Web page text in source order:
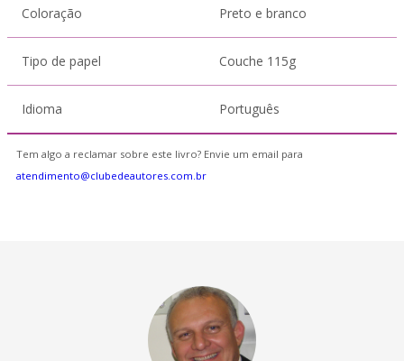
Coloração Preto e branco
Tipo de papel Couche 115g
Idioma Português
Tem algo a reclamar sobre este livro? Envie um email para
atendimento@clubedeautores.com.br